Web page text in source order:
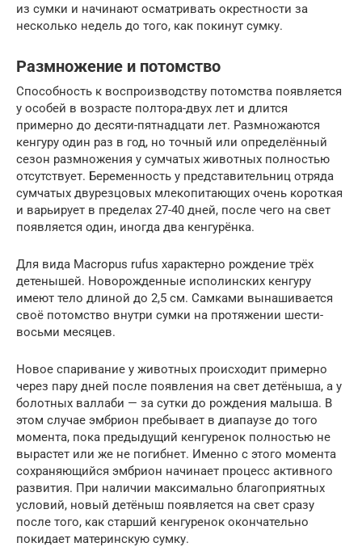
из сумки и начинают осматривать окрестности за
несколько недель до того, как покинут сумку.
Размножение и потомство
Способность к воспроизводству потомства появляется
у особей в возрасте полтора-двух лет и длится
примерно до десяти-пятнадцати лет. Размножаются
кенгуру один раз в год, но точный или определённый
сезон размножения у сумчатых животных полностью
отсутствует. Беременность у представительниц отряда
сумчатых двурезцовых млекопитающих очень короткая
и варьирует в пределах 27-40 дней, после чего на свет
появляется один, иногда два кенгурёнка.
Для вида Масrорus rufus характерно рождение трёх
детенышей. Новорожденные исполинских кенгуру
имеют тело длиной до 2,5 см. Самками вынашивается
своё потомство внутри сумки на протяжении шести-
восьми месяцев.
Новое спаривание у животных происходит примерно
через пару дней после появления на свет детёныша, а у
болотных валлаби — за сутки до рождения малыша. В
этом случае эмбрион пребывает в диапаузе до того
момента, пока предыдущий кенгуренок полностью не
вырастет или же не погибнет. Именно с этого момента
сохраняющийся эмбрион начинает процесс активного
развития. При наличии максимально благоприятных
условий, новый детёныш появляется на свет сразу
после того, как старший кенгуренок окончательно
покидает материнскую сумку.